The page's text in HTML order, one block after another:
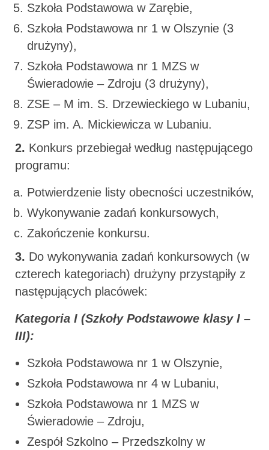
Szkoła Podstawowa w Zarębie,
Szkoła Podstawowa nr 1 w Olszynie (3
drużyny),
Szkoła Podstawowa nr 1 MZS w
Świeradowie – Zdroju (3 drużyny),
ZSE – M im. S. Drzewieckiego w Lubaniu,
ZSP im. A. Mickiewicza w Lubaniu.
2. Konkurs przebiegał według następującego
programu:
Potwierdzenie listy obecności uczestników,
Wykonywanie zadań konkursowych,
Zakończenie konkursu.
3. Do wykonywania zadań konkursowych (w
czterech kategoriach) drużyny przystąpiły z
następujących placówek:
Kategoria I (Szkoły Podstawowe klasy I –
III):
Szkoła Podstawowa nr 1 w Olszynie,
Szkoła Podstawowa nr 4 w Lubaniu,
Szkoła Podstawowa nr 1 MZS w
Świeradowie – Zdroju,
Zespół Szkolno – Przedszkolny w